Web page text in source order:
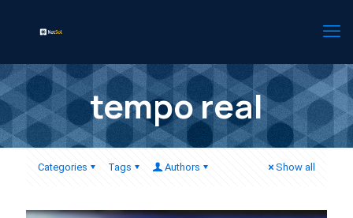
tempo real
Categories Tags Authors Show all